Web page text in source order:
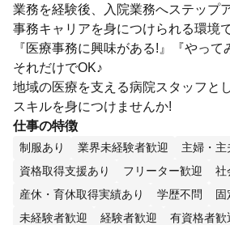
業務を経験後、入院業務へステップ
事務キャリアを身につけられる環境
『医療事務に興味がある!』『やっ
それだけでOK♪
地域の医療を支える病院スタッフと
スキルを身につけませんか!
仕事の特徴
制服あり 業界未経験者歓迎
主婦・主
資格取得支援あり
フリーター歓迎
社
産休・育休取得実績あり
学歴不問 固
未経験者歓迎
経験者歓迎 有資格者歓